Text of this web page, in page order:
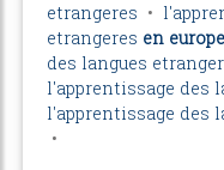
etrangeres •
etrangeres en europe
des langues
l'apprentissage des
l'apprentissage des
•